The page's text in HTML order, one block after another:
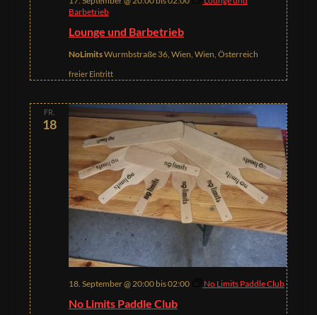
Lounge und Barbetrieb
Barbetrieb
NoLimitsWurmbstraße 36, Wien, Wien, Österreich
freier Eintritt
FR.
18
No Limits Paddle Club
18. September @ 20:00bis02:00 No Limits Paddle Club